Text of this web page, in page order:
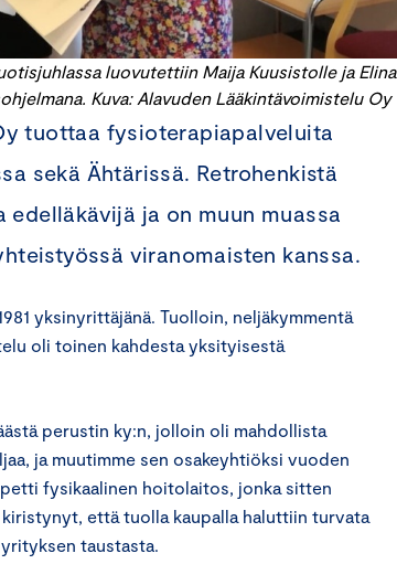
luovutettiin Maija Kuusistolle ja Elina
Kuva: Alavuden Lääkintävoimistelu Oy
tuottaa fysioterapiapalveluita
sekä Ähtärissä. Retrohenkistä
ja on muun muassa
viranomaisten kanssa.
yksinyrittäjänä. Tuolloin, neljäkymmentä
oli toinen kahdesta yksityisestä
perustin ky:n, jolloin oli mahdollista
ja muutimme sen osakeyhtiöksi vuoden
fysikaalinen hoitolaitos, jonka sitten
että tuolla kaupalla haluttiin turvata
taustasta.